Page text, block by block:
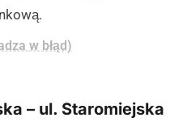
w błąd)
– ul. Staromiejska